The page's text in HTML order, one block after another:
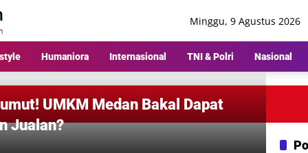
Minggu, 9 Agustus 2026
Humaniora Internasional TNI & Polri Nasional
UMKM Medan Bakal Dapat
Jualan?